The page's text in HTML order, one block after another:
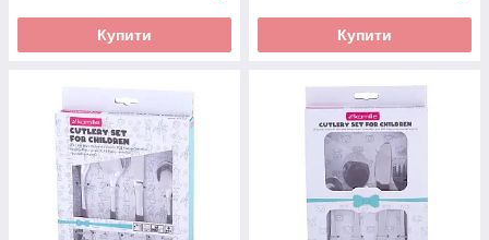
Купити Купити